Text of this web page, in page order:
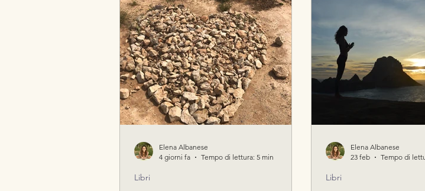
Ayurveda e Stile di Vita Strumenti di Trasformazione
Libri
Elena Albanese
4 giorni fa
Tempo di lettura: 5 min
Libri
Elena Albanese
23 feb
Tempo di